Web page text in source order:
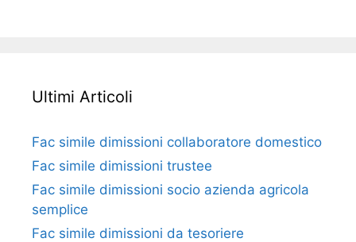
Ultimi Articoli
Fac simile dimissioni collaboratore domestico​​​
Fac simile dimissioni trustee​​​
Fac simile ​dimissioni socio azienda agricola
semplice​​​
Fac simile dimissioni da tesoriere